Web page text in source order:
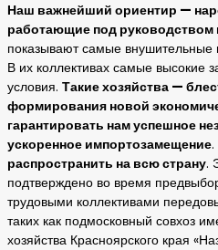
Наш важнейший ориентир —
работающие под руководством
показывают самые внушительные
В их коллективах самые высокие
условия. Такие хозяйства —
формирования новой
гарантировать нам успешное
ускоренное импортозамещение.
распространить на всю страну.
подтверждено во время
трудовыми коллективами
таких как подмосковный совхоз
хозяйства Красноярского края